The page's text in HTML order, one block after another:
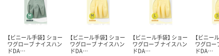
【ビニール手袋】 ショー
ワグローブ ナイスハン
ドDA…
【ビニール手袋】 ショー
ワグローブ ナイスハン
ドDA…
【ビニール手袋】 ショー
ワグローブ ナイスハン
ドDA…
【ビニー
ワグロー
ドDA…